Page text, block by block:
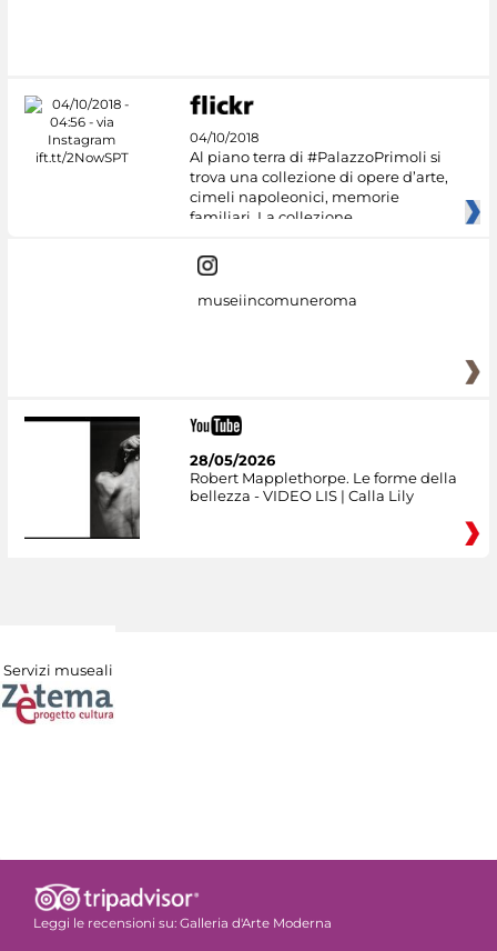
04/10/2018
Al piano terra di #PalazzoPrimoli si
trova una collezione di opere d’arte,
cimeli napoleonici, memorie
familiari. La collezione
museiincomuneroma
28/05/2026
Robert Mapplethorpe. Le forme della
bellezza - VIDEO LIS | Calla Lily
Servizi museali
Leggi le recensioni su: Galleria d'Arte Moderna